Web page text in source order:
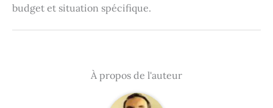
budget et situation spécifique.
À propos de l'auteur